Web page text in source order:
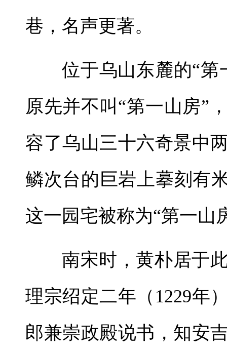
巷，名声更著。
位于乌山东麓的“
原先并不叫“第一山房”
容了乌山三十六奇景中
鳞次台的巨岩上摹刻有
这一园宅被称为“第一山
南宋时，黄朴居于
理宗绍定二年（1229年
郎兼崇政殿说书，知安